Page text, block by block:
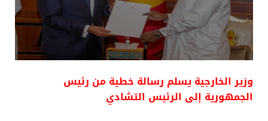
وزير الخارجية يسلم رسالة خطية من رئيس
الجمهورية إلى الرئيس التشادي